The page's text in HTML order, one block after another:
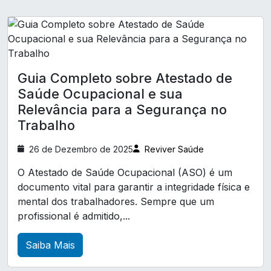
A Importância dos Exames Complementares
para Manter a Saúde e o Bem-Estar
A Relevância da Clínica de Exames Demissionais
na Promoção da Segurança e Saúde
Ocupacional
A Relevância da Clínica de Medicina e Segurança
Ambiente Corporativo
A Relevância do Atestado de Saúde Ocupacional
para Garantir a Segurança no Trabalho
A Relevância do Exame ASO para a Saúde
Ocupacional e Bem-Estar no Trabalho
A Relevância do Exame ASO para a Saúde
Exame Periódico Empresa
Exame admissional para empresas
Exame de eletrocardiograma
Exames complementares ocupacionais
Laudo técnico de insalubridade
Pcmso exames complementares
Perfil profissiográfico previdenciário ppp
Treinamento CIPA
Treinamento cipa nr 5
Treinamento de brigada de incêndio
Treinamento de primeiros socorros para empresa
Guia Completo sobre Atestado de
Saúde Ocupacional e sua
Relevância para a Segurança no
Trabalho
26 de Dezembro de 2025 Reviver Saúde
O Atestado de Saúde Ocupacional (ASO) é um
documento vital para garantir a integridade física e
mental dos trabalhadores. Sempre que um
profissional é admitido,...
Saiba Mais